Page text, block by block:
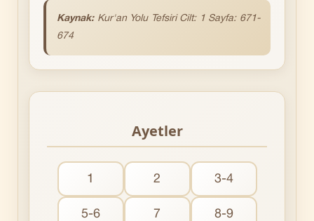
Kaynak: Kur'an Yolu Tefsiri Cilt: 1 Sayfa: 671-
674
Ayetler
1 2 3-4
5-6 7 8-9